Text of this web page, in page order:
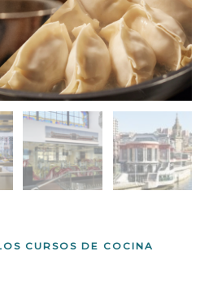
CURSOS DE COCINA